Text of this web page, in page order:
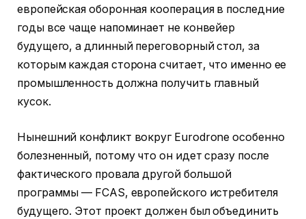
европейская оборонная кооперация в последние
годы все чаще напоминает не конвейер
будущего, а длинный переговорный стол, за
которым каждая сторона считает, что именно ее
промышленность должна получить главный
кусок.
Нынешний конфликт вокруг Eurodrone особенно
болезненный, потому что он идет сразу после
фактического провала другой большой
программы — FCAS, европейского истребителя
будущего. Этот проект должен был объединить